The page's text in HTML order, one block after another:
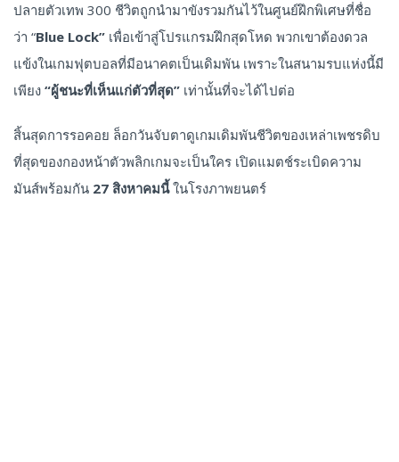
ปลายตัวเทพ 300 ชีวิตถูกนำมาขังรวมกันไว้ในศูนย์ฝึกพิเศษที่ชื่อ
ว่า “Blue Lock” เพื่อเข้าสู่โปรแกรมฝึกสุดโหด พวกเขาต้องดวล
แข้งในเกมฟุตบอลที่มีอนาคตเป็นเดิมพัน เพราะในสนามรบแห่งนี้มี
เพียง “ผู้ชนะที่เห็นแก่ตัวที่สุด” เท่านั้นที่จะได้ไปต่อ
สิ้นสุดการรอคอย ล็อกวันจับตาดูเกมเดิมพันชีวิตของเหล่าเพชรดิบ
ที่สุดของกองหน้าตัวพลิกเกมจะเป็นใคร เปิดแมตช์ระเบิดความ
มันส์พร้อมกัน 27 สิงหาคมนี้ในโรงภาพยนตร์